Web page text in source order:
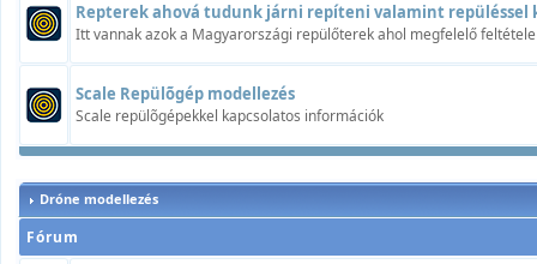
Repterek ahová tudunk járni repíteni valamint repüléssel
Itt vannak azok a Magyarországi repülőterek ahol megfelelő
Scale Repülõgép modellezés
Scale repülõgépekkel kapcsolatos információk
Dróne modellezés
Fórum